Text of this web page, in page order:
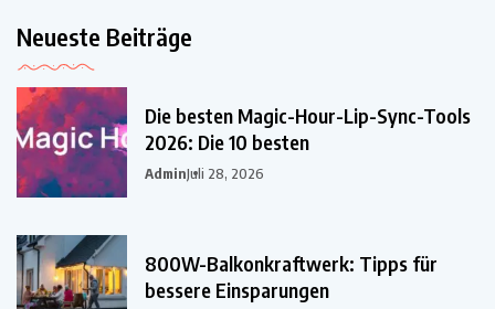
Neueste Beiträge
Die besten Magic-Hour-Lip-Sync-Tools
2026: Die 10 besten
AdminJuli 28, 2026
800W-Balkonkraftwerk: Tipps für
bessere Einsparungen